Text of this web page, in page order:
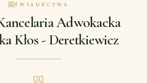
ŚWIADECTWA
Adwokacka
Kłos - Deretkiewicz